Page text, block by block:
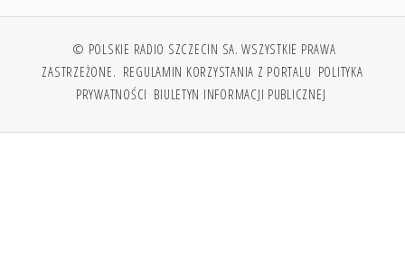
© POLSKIE RADIO SZCZECIN SA. WSZYSTKIE PRAWA
ZASTRZEŻONE. REGULAMIN KORZYSTANIA Z PORTALU POLITYKA
PRYWATNOŚCI BIULETYN INFORMACJI PUBLICZNEJ